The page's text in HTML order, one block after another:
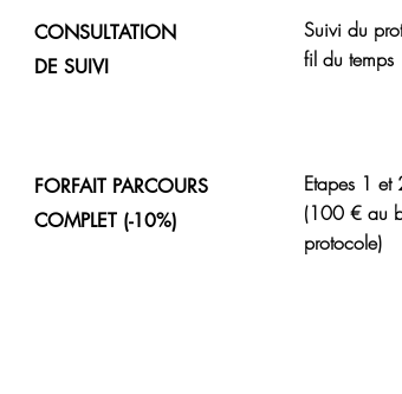
CONSULTATION
DE SUIVI
FORFAIT PARCOURS
COMPLET (-10%)
Suivi du
fil du temps
Etapes 1
(100 € au
protocole)